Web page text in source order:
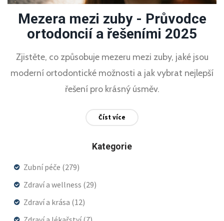
Mezera mezi zuby - Průvodce
ortodoncií a řešeními 2025
Zjistěte, co způsobuje mezeru mezi zuby, jaké jsou
moderní ortodontické možnosti a jak vybrat nejlepší
řešení pro krásný úsměv.
Číst více
Kategorie
Zubní péče (279)
Zdraví a wellness (29)
Zdraví a krása (12)